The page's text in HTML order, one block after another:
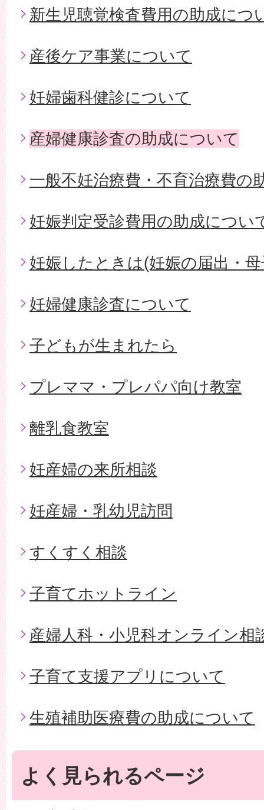
新生児聴覚検査費用の助成につ
産後ケア事業について
妊婦歯科健診について
産婦健康診査の助成について
一般不妊治療費・不育治療費の
妊娠判定受診費用の助成につい
妊娠したときは(妊娠の届出・
妊婦健康診査について
子どもが生まれたら
プレママ・プレパパ向け教室
離乳食教室
妊産婦の来所相談
妊産婦・乳幼児訪問
すくすく相談
子育てホットライン
産婦人科・小児科オンライン相
子育て支援アプリについて
生殖補助医療費の助成について
よく見られるページ